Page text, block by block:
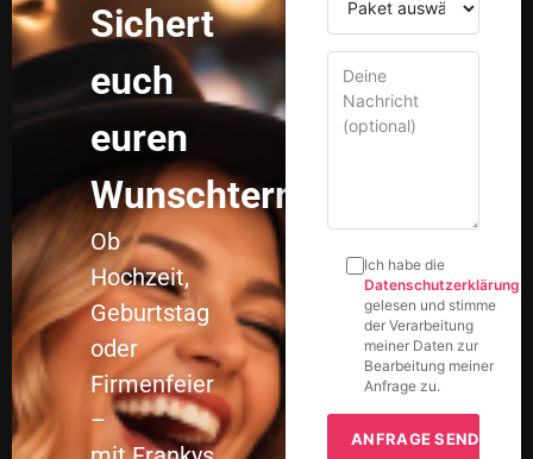
Sichert
euch
euren
Wunschtermin!
Ob
Hochzeit,
Geburtstag
oder
Firmenfeier
–
Ich habe die
Datenschutzerklärung
gelesen und stimme
der Verarbeitung
meiner Daten zur
Bearbeitung meiner
Anfrage zu.